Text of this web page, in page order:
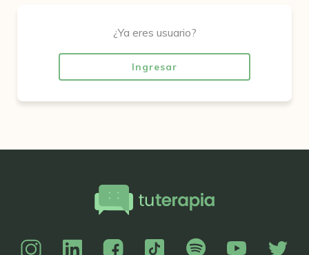
¿Ya eres usuario?
Ingresar